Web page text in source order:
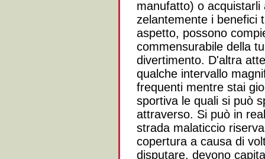
manufatto) o acquistarli
zelantemente i benefici
aspetto, possono
commensurabile della
divertimento. D'altra
qualche intervallo
frequenti mentre stai
sportiva le quali si può
attraverso. Si può in
strada malaticcio
copertura a causa di
disputare, devono